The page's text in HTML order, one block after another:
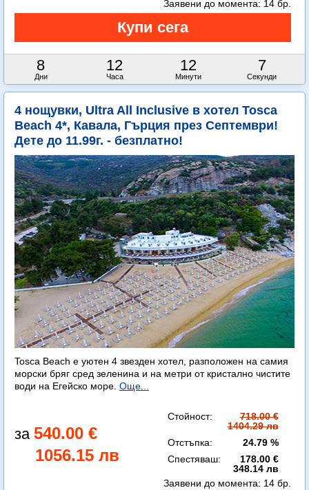
8
Дни
12
Часа
12
Минути
6
Секунди
Заявени до момента: 14 бр.
4 нощувки, Ultra All Inclusive в хотел Tosca
Beach 4*, Кавала, Гърция през Септември!
Дете до 11.99г. - безплатно!
Tosca Beach е уютен 4 звезден хотел, разположен на самия
морски бряг сред зеленина и на метри от кристално чистите
води на Егейско море. Още...
540.00 €
1056.15 лв
Стойност:
718.00 €
1404.29 лв
Отстъпка:
24.79 %
Спестяваш:
178.00 €
348.14 лв
Заявени до момента: 14 бр.